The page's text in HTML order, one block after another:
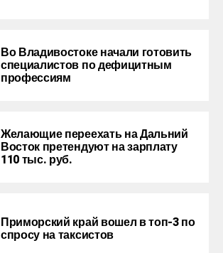
Во Владивостоке начали готовить
специалистов по дефицитным
профессиям
Желающие переехать на Дальний
Восток претендуют на зарплату
110 тыс. руб.
Приморский край вошел в топ-3 по
спросу на таксистов